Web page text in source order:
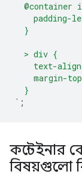
@container
padding-
  }
  > div {
text-
margin-
  }
` ;
কন্টেইনার
বিষয়গুলো